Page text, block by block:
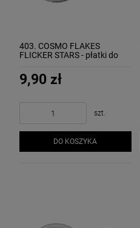
403. COSMO FLAKES
FLICKER STARS - płatki do
MOLLON
9,90 zł
szt.
DO KOSZYKA